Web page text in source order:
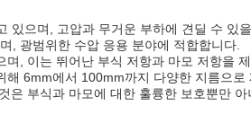
으며, 고압과 무거운 부하에 견딜 수 있
, 광범위한 수압 응용 분야에 적합합니다.
, 이는 뛰어난 부식 저항과 마모 저항을
6mm에서 100mm까지 다양한 지름으로
부식과 마모에 대한 훌륭한 보호뿐만